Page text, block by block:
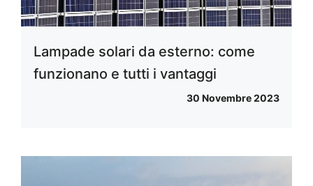
Lampade solari da esterno: come
funzionano e tutti i vantaggi
30 Novembre 2023